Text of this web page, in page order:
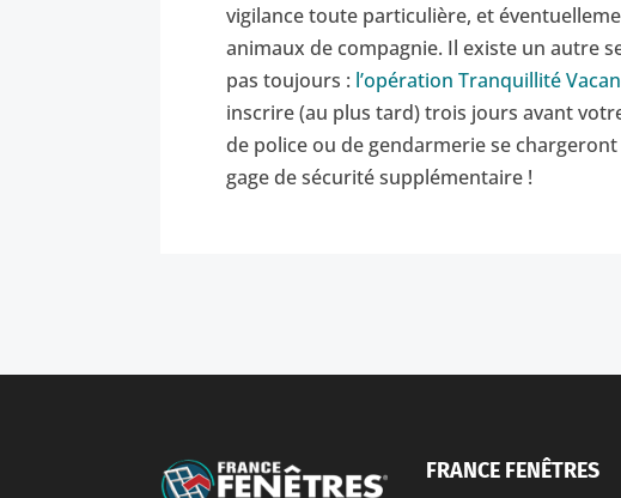
vigilance toute particulière, et
animaux de compagnie. Il existe un autre
pas toujours : l’opération Tranquillité
inscrire (au plus tard) trois jours avant
de police ou de gendarmerie se
gage de sécurité supplémentaire !
FRANCE FENÊTRES